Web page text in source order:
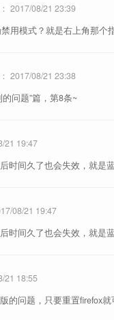
2017/08/21 23:39
用模式？就是右上角那个
2017/08/21 23:38
问题”篇，第8条~
21 19:47
时间久了也会失效，就是
08/21 19:47
时间久了也会失效，就是
21 18:55
的问题，只要重置firefox